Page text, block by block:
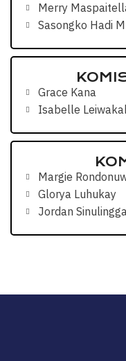
Merry
Sasongko Hadi
Grace Kana
Isabelle
Margie
Glorya Luhukay
Jordan